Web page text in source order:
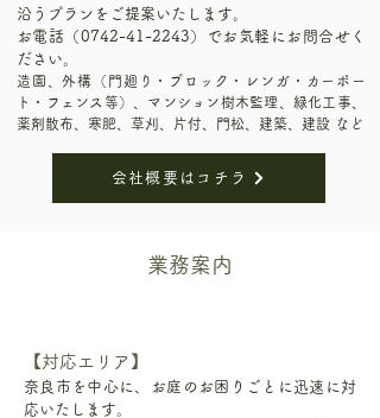
沿うプランをご提案いたします。
お電話（0742-41-2243）でお気軽にお問合せく
ださい。
造園、外構（門廻り・ブロック・レンガ・カーポー
ト・フェンス等）、マンション樹木監理、緑化工事、
薬剤散布、寒肥、草刈、片付、門松、建築、建設 など
会社概要はコチラ
​業務案内
【対応エリア】
奈良市を中心に、お庭のお困りごとに迅速に対
応いたします。